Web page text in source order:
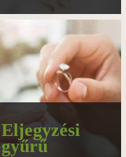
Eljegyzési
gyűrű